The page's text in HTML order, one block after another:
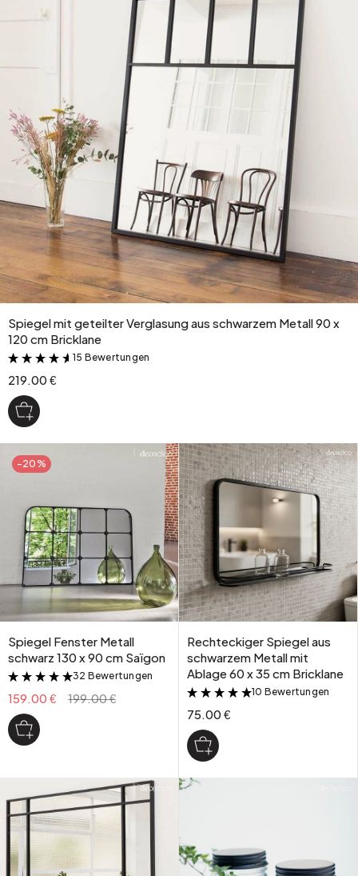
Spiegel mit geteilter Verglasung aus schwarzem Metall 90 x
120 cm Bricklane
&
15 Bewertungen
219.00 €
-20%
Spiegel Fenster Metall
schwarz 130 x 90 cm Saïgon
&
32 Bewertungen
159.00 € 199.00 €
Rechteckiger Spiegel aus
schwarzem Metall mit
Ablage 60 x 35 cm Bricklane
&
10 Bewertungen
75.00 €